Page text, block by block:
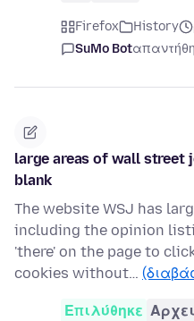
Firefox History
SuMo Bot
large areas of wall street
blank
The website WSJ has
including the opinion
'there' on the page to
cookies without…
Επιλύθηκε